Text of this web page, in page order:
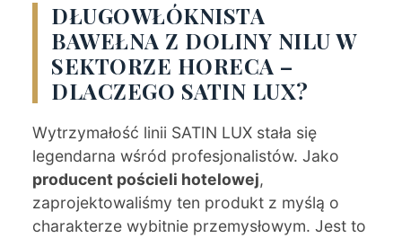
DŁUGOWŁÓKNISTA
BAWEŁNA Z DOLINY NILU W
SEKTORZE HORECA –
DLACZEGO SATIN LUX?
Wytrzymałość linii SATIN LUX stała się
legendarna wśród profesjonalistów. Jako
producent pościeli hotelowej,
zaprojektowaliśmy ten produkt z myślą o
charakterze wybitnie przemysłowym. Jest to